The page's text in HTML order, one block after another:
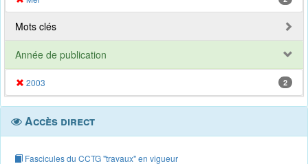
Mots clés
Année de publication
2003 2
Accès direct
Fascicules du CCTG "travaux" en vigueur